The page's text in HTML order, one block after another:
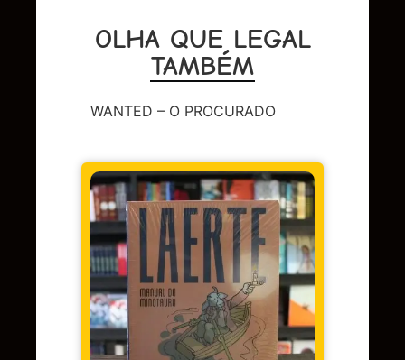
OLHA QUE LEGAL
TAMBÉM
WANTED – O PROCURADO